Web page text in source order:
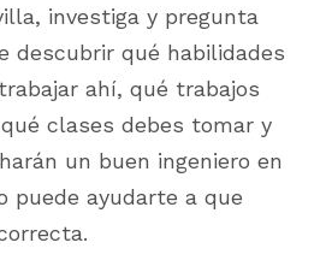
investiga y pregunta
descubrir qué habilidades
ahí, qué trabajos
clases debes tomar y
un buen ingeniero en
puede ayudarte a que